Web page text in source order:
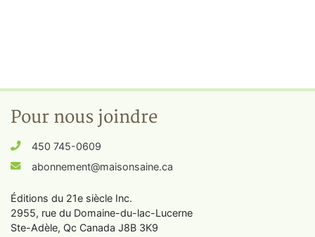
Pour nous joindre
450 745-0609
abonnement@maisonsaine.ca
Éditions du 21e siècle Inc.
2955, rue du Domaine-du-lac-Lucerne
Ste-Adèle, Qc Canada J8B 3K9